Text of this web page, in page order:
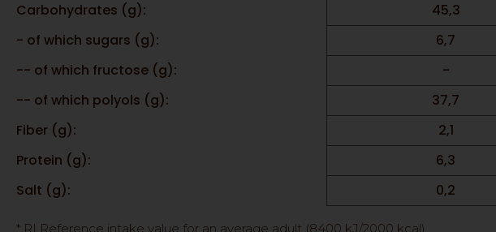
Carbohydrates (g):
45,3
- of which sugars (g):
6,7
-- of which fructose (g):
-
-- of which polyols (g):
37,7
Fiber (g):
2,1
Protein (g):
6,3
Salt (g):
0,2
* RI Reference intake value for an average adult (8400 kJ/2000 kcal)